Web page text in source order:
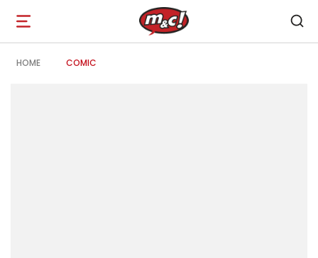
Open
navigation
HOME COMIC